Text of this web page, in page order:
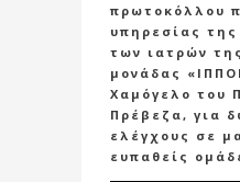
πρωτοκόλλου
υπηρεσίας
των ιατρών
μονάδας
Χαμόγελο του
Πρέβεζα, για
ελέγχους σε
ευπαθείς